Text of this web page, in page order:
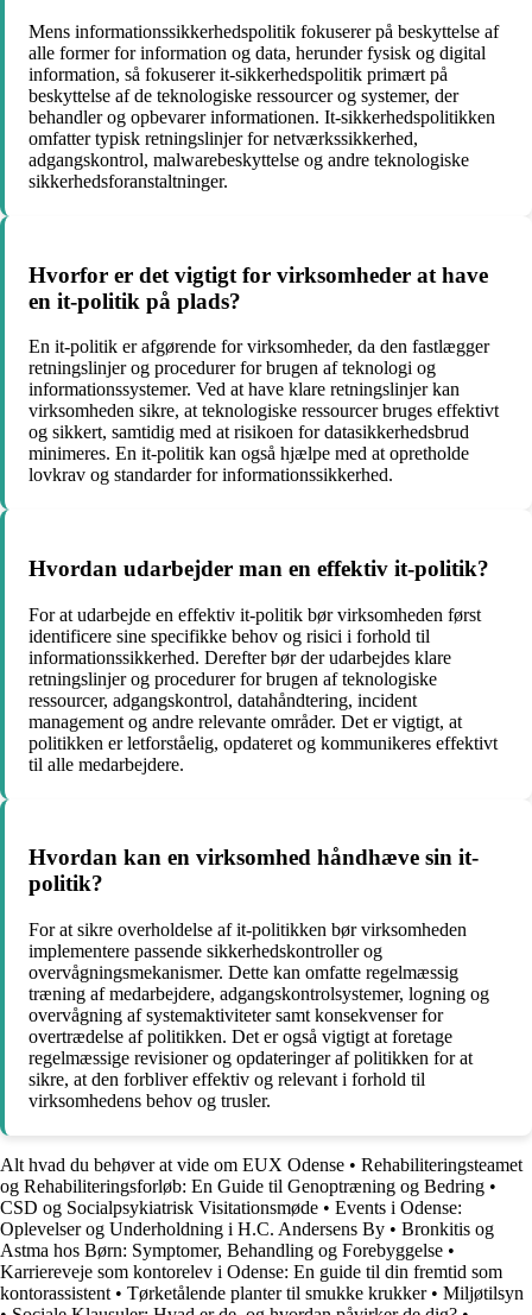
Mens informationssikkerhedspolitik fokuserer på beskyttelse af
alle former for information og data, herunder fysisk og digital
information, så fokuserer it-sikkerhedspolitik primært på
beskyttelse af de teknologiske ressourcer og systemer, der
behandler og opbevarer informationen. It-sikkerhedspolitikken
omfatter typisk retningslinjer for netværkssikkerhed,
adgangskontrol, malwarebeskyttelse og andre teknologiske
sikkerhedsforanstaltninger.
Hvorfor er det vigtigt for virksomheder at have
en it-politik på plads?
En it-politik er afgørende for virksomheder, da den fastlægger
retningslinjer og procedurer for brugen af teknologi og
informationssystemer. Ved at have klare retningslinjer kan
virksomheden sikre, at teknologiske ressourcer bruges effektivt
og sikkert, samtidig med at risikoen for datasikkerhedsbrud
minimeres. En it-politik kan også hjælpe med at opretholde
lovkrav og standarder for informationssikkerhed.
Hvordan udarbejder man en effektiv it-politik?
For at udarbejde en effektiv it-politik bør virksomheden først
identificere sine specifikke behov og risici i forhold til
informationssikkerhed. Derefter bør der udarbejdes klare
retningslinjer og procedurer for brugen af teknologiske
ressourcer, adgangskontrol, datahåndtering, incident
management og andre relevante områder. Det er vigtigt, at
politikken er letforståelig, opdateret og kommunikeres effektivt
til alle medarbejdere.
Hvordan kan en virksomhed håndhæve sin it-
politik?
For at sikre overholdelse af it-politikken bør virksomheden
implementere passende sikkerhedskontroller og
overvågningsmekanismer. Dette kan omfatte regelmæssig
træning af medarbejdere, adgangskontrolsystemer, logning og
overvågning af systemaktiviteter samt konsekvenser for
overtrædelse af politikken. Det er også vigtigt at foretage
regelmæssige revisioner og opdateringer af politikken for at
sikre, at den forbliver effektiv og relevant i forhold til
virksomhedens behov og trusler.
Alt hvad du behøver at vide om EUX Odense • Rehabiliteringsteamet
og Rehabiliteringsforløb: En Guide til Genoptræning og Bedring •
CSD og Socialpsykiatrisk Visitationsmøde • Events i Odense:
Oplevelser og Underholdning i H.C. Andersens By • Bronkitis og
Astma hos Børn: Symptomer, Behandling og Forebyggelse •
Karriereveje som kontorelev i Odense: En guide til din fremtid som
kontorassistent • Tørketålende planter til smukke krukker• Miljøtilsyn